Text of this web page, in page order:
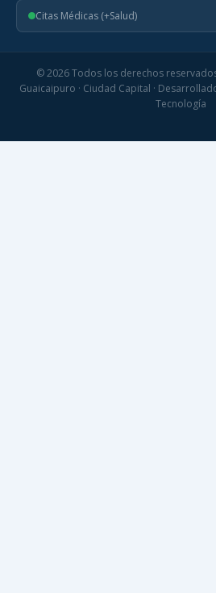
Citas Médicas (+Salud)
© 2026 Todos los derechos
Guaicaipuro · Ciudad Capital ·
Tecnología